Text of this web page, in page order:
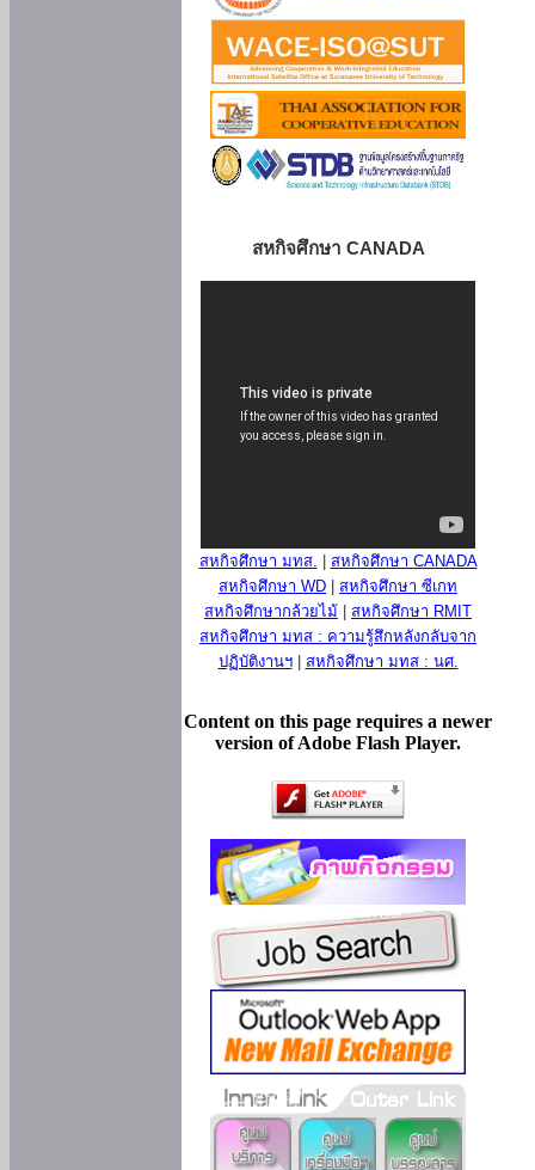
สหกิจศึกษา CANADA
สหกิจศึกษา มทส.
สหกิจศึกษา CANADA
สหกิจศึกษา WD
สหกิจศึกษา ซีเกท
สหกิจศึกษากล้วยไม้
สหกิจศึกษา RMIT
สหกิจศึกษา มทส : ความรู้สึกหลังกลับจาก
ปฏิบัติงานฯ| สหกิจศึกษา มทส : นศ.
Content on this page requires a newer
version of Adobe Flash Player.